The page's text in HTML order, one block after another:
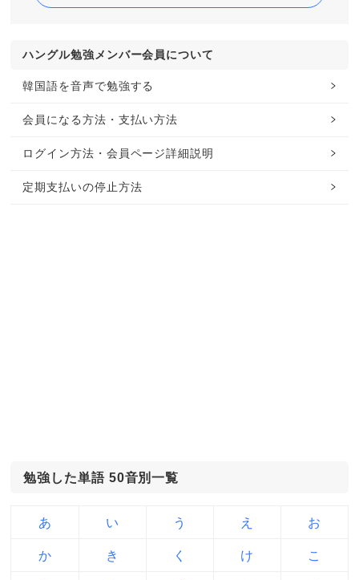
ハングル勉強メンバー会員について
韓国語を音声で勉強する
会員になる方法・支払い方法
ログイン方法・会員ページ詳細説明
定期支払いの停止方法
勉強した単語 50音別一覧
あ い う え お
か き く け こ